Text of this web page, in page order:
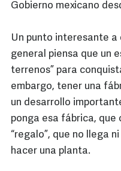
Gobierno mexicano
Un punto interesante a
general piensa que un
terrenos” para
embargo, tener una
un desarrollo
ponga esa fábrica, que
“regalo”, que no llega
hacer una planta.